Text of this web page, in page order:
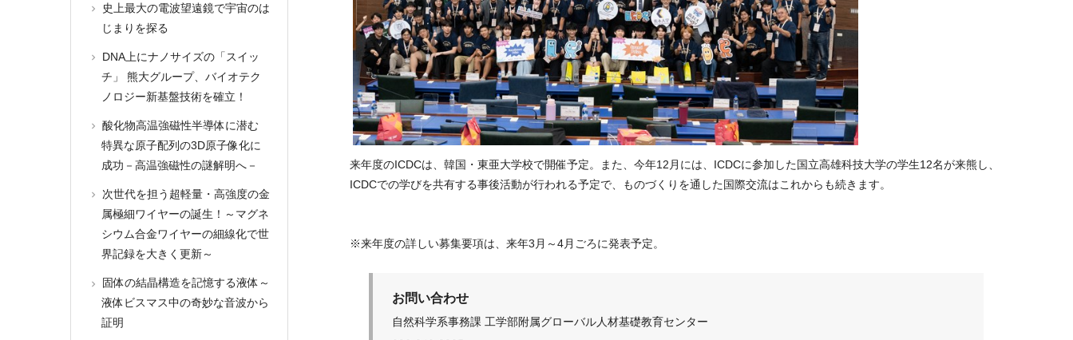
来年度のICDCは、韓国・東亜大学校で開催予定。また、今年12月には、 ICDCに参加した国立高雄科技大学の学生12名が来熊し、
ICDCでの学びを共有する事後活動が行われる予定で、ものづくりを通した国際交流はこれからも続きます。
※来年度の詳しい募集要項は、来年3月～4月ごろに発表予定。
お問い合わせ
自然科学系事務課 工学部附属グローバル人材基礎教育センター
史上最大の電波望遠鏡で宇宙のは
じまりを探る
DNA上にナノサイズの「スイッ
チ」 熊大グループ、バイオテク
ノロジー新基盤技術を確立！
酸化物高温強磁性半導体に潜む
特異な原子配列の3D原子像化に
成功－高温強磁性の謎解明へ－
次世代を担う超軽量・高強度の金
属極細ワイヤーの誕生！～マグネ
シウム合金ワイヤーの細線化で世
界記録を大きく更新～
固体の結晶構造を記憶する液体～
液体ビスマス中の奇妙な音波から
証明